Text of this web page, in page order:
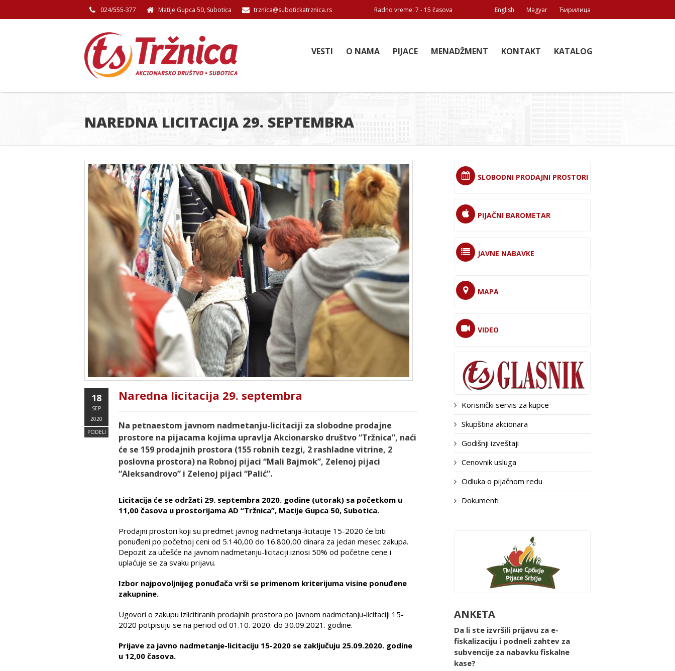
024/555-377 Matije Gupca 50, Subotica trznica@subotickatrznica.rs Radno vreme: 7 - 15 časova English Magyar Ћирилица
VESTI O NAMA PIJACE MENADŽMENT KONTAKT KATALOG
NAREDNA LICITACIJA 29. SEPTEMBRA
18
SEP
2020
PODELI
Naredna licitacija 29. septembra
Na petnaestom javnom nadmetanju-licitaciji za slobodne prodajne
prostore na pijacama kojima upravlja Akcionarsko društvo “Tržnica”, naći
će se 159 prodajnih prostora (155 robnih tezgi, 2 rashladne vitrine, 2
poslovna prostora) na Robnoj pijaci “Mali Bajmok”, Zelenoj pijaci
“Aleksandrovo” i Zelenoj pijaci “Palić”.
Licitacija će se održati 29. septembra 2020. godine (utorak) sa početkom u
11,00 časova u prostorijama AD “Tržnica”, Matije Gupca 50, Subotica.
Prodajni prostori koji su predmet javnog nadmetanja-licitacije 15-2020 će biti
ponuđeni po početnoj ceni od 5.140,00 do 16.800,00 dinara za jedan mesec zakupa.
Depozit za učešće na javnom nadmetanju-licitaciji iznosi 50% od početne cene i
uplaćuje se za svaku prijavu.
Izbor najpovoljnijeg ponuđača vrši se primenom kriterijuma visine ponuđene
zakupnine.
Ugovori o zakupu izlicitiranih prodajnih prostora po javnom nadmetanju-licitaciji 15-
2020 potpisuju se na period od 01.10. 2020. do 30.09.2021. godine.
Prijave za javno nadmetanje-licitaciju 15-2020 se zaključuju 25.09.2020. godine
u 12,00 časova.
SLOBODNI PRODAJNI PROSTORI
PIJAČNI BAROMETAR
JAVNE NABAVKE
MAPA
VIDEO
Korisnički servis za kupce
Skupština akcionara
Godišnji izveštaji
Cenovnik usluga
Odluka o pijačnom redu
Dokumenti
ANKETA
Da li ste izvršili prijavu za e-
fiskalizaciju i podneli zahtev za
subvencije za nabavku fiskalne
kase?